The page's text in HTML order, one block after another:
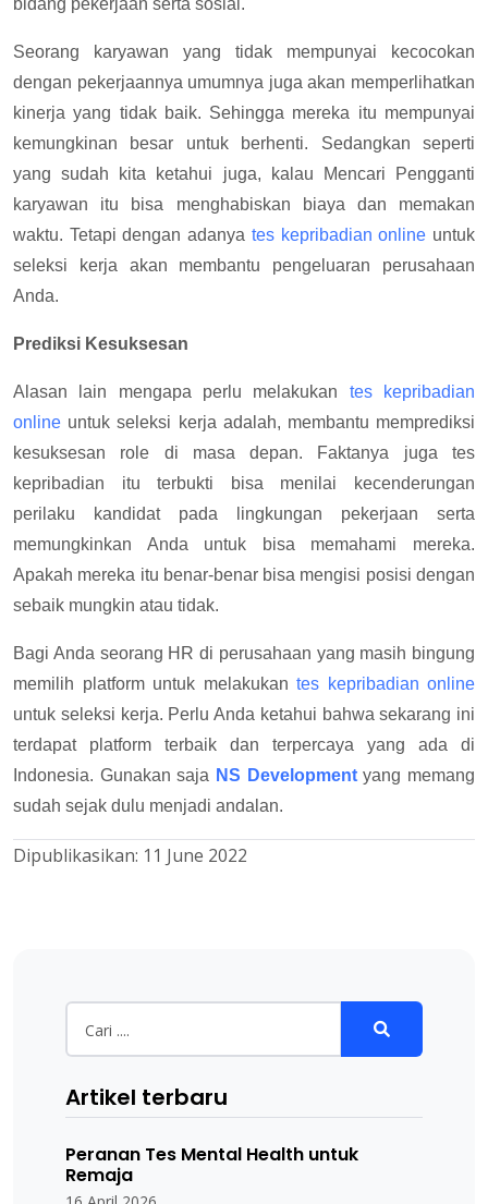
bidang pekerjaan serta sosial.
Seorang karyawan yang tidak mempunyai kecocokan
dengan pekerjaannya umumnya juga akan memperlihatkan
kinerja yang tidak baik. Sehingga mereka itu mempunyai
kemungkinan besar untuk berhenti. Sedangkan seperti
yang sudah kita ketahui juga, kalau Mencari Pengganti
karyawan itu bisa menghabiskan biaya dan memakan
waktu. Tetapi dengan adanya tes kepribadian online untuk
seleksi kerja akan membantu pengeluaran perusahaan
Anda.
Prediksi Kesuksesan
Alasan lain mengapa perlu melakukan tes kepribadian
online untuk seleksi kerja adalah, membantu memprediksi
kesuksesan role di masa depan. Faktanya juga tes
kepribadian itu terbukti bisa menilai kecenderungan
perilaku kandidat pada lingkungan pekerjaan serta
memungkinkan Anda untuk bisa memahami mereka.
Apakah mereka itu benar-benar bisa mengisi posisi dengan
sebaik mungkin atau tidak.
Bagi Anda seorang HR di perusahaan yang masih bingung
memilih platform untuk melakukan tes kepribadian online
untuk seleksi kerja. Perlu Anda ketahui bahwa sekarang ini
terdapat platform terbaik dan terpercaya yang ada di
Indonesia. Gunakan saja NS Developmentyang memang
sudah sejak dulu menjadi andalan.
Dipublikasikan: 11 June 2022
Artikel terbaru
Peranan Tes Mental Health untuk
Remaja